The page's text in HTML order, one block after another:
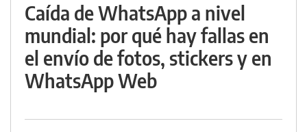
Caída de WhatsApp a nivel
mundial: por qué hay fallas en
el envío de fotos, stickers y en
WhatsApp Web